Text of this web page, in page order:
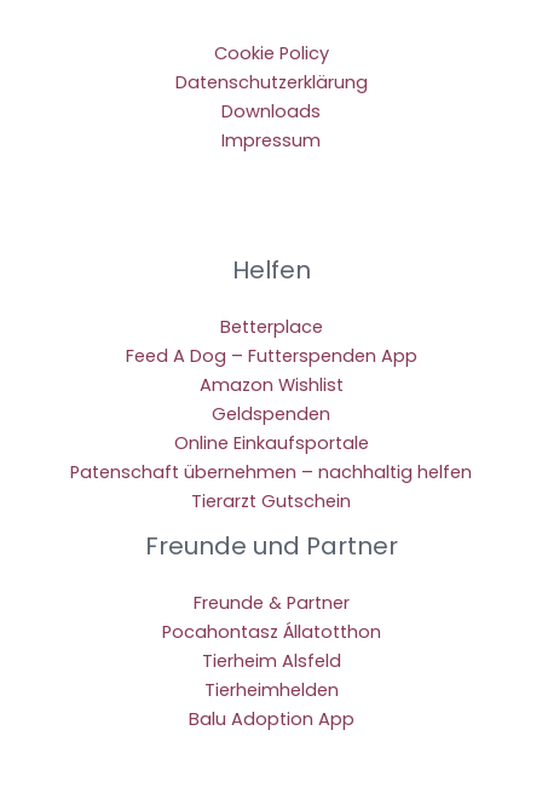
Cookie Policy
Datenschutzerklärung
Downloads
Impressum
Helfen
Betterplace
Feed A Dog – Futterspenden App
Amazon Wishlist
Geldspenden
Online Einkaufsportale
Patenschaft übernehmen – nachhaltig helfen
Tierarzt Gutschein
Freunde und Partner
Freunde & Partner
Pocahontasz Állatotthon
Tierheim Alsfeld
Tierheimhelden
Balu Adoption App